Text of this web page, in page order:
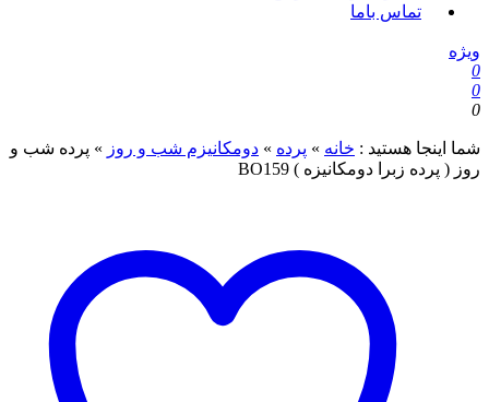
تماس باما
ویژه
0
0
0
شما اینجا هستید : خانه » پرده » دومکانیزم شب و روز » پرده شب و
روز ( پرده زبرا دومکانیزه ) BO159